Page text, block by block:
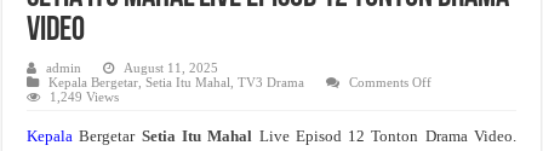
Video
admin
August 11, 2025
Kepala Bergetar ,Setia Itu Mahal ,TV3 Drama Comments Offon
Live
1,249 Views
Kepala Bergetar Setia Itu Mahal Live Episod 12 Tonton Drama Video.